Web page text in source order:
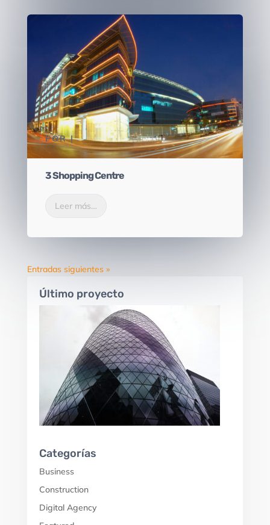
POR|
3 Shopping Centre
Leer más…
Entradas siguientes »
Último proyecto
Categorías
Business
Construction
Digital Agency